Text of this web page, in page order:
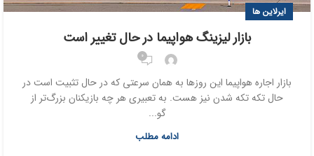
ایرلاین ها
بازار لیزینگ هواپیما در حال تغییر است
0
بازار اجاره هواپیما این روزها به همان سرعتی که در حال تثبیت است در
حال تکه تکه شدن نیز هست. به تعبیری هر چه بازیکنان بزرگ‌تر از
گو...
ادامه مطلب